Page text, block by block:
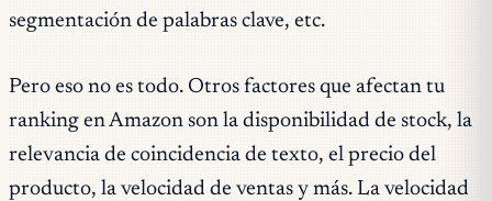
segmentación de palabras clave, etc.
Pero eso no es todo. Otros factores que afectan tu
ranking en Amazon son la disponibilidad de stock, la
relevancia de coincidencia de texto, el precio del
producto, la velocidad de ventas y más. La velocidad